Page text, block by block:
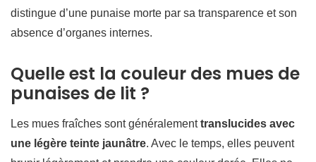
distingue d’une punaise morte par sa transparence et son
absence d’organes internes.
Quelle est la couleur des mues de
punaises de lit ?
Les mues fraîches sont généralementtranslucides avec
une légère teinte jaunâtre. Avec le temps, elles peuvent